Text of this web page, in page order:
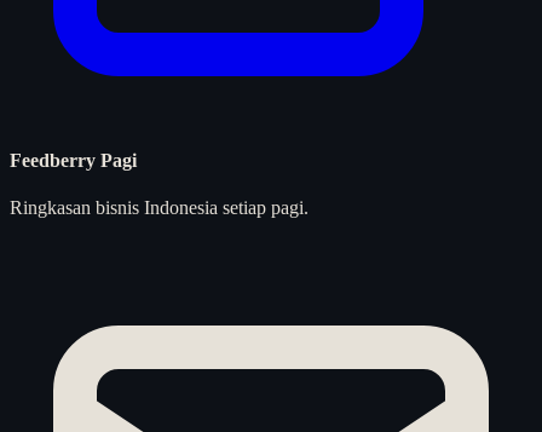
Feedberry Pagi
Ringkasan bisnis Indonesia setiap pagi.